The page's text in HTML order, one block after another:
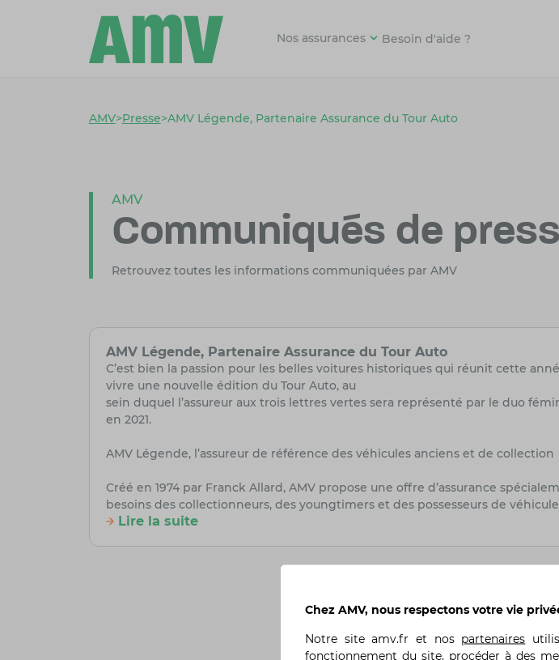
Nos assurances Besoin d'aide ?
AMV>Presse>AMV Légende, Partenaire Assurance du Tour Auto
AMV
Communiqués de
Retrouvez toutes les informations communiquées par AMV
AMV Légende, Partenaire Assurance du Tour Auto
C’est bien la passion pour les belles voitures historiques qui réunit cette
vivre une nouvelle édition du Tour Auto, au
sein duquel l’assureur aux trois lettres vertes sera représenté par le duo
en 2021.
AMV Légende, l’assureur de référence des véhicules anciens et de collection
Créé en 1974 par Franck Allard, AMV propose une offre d’assurance
besoins des collectionneurs, des youngtimers et des possesseurs de
Lire la suite
Chez AMV, nous respectons votre vie
Notre siteamv.fr et nos partenaires
fonctionnement du site, procéder à des